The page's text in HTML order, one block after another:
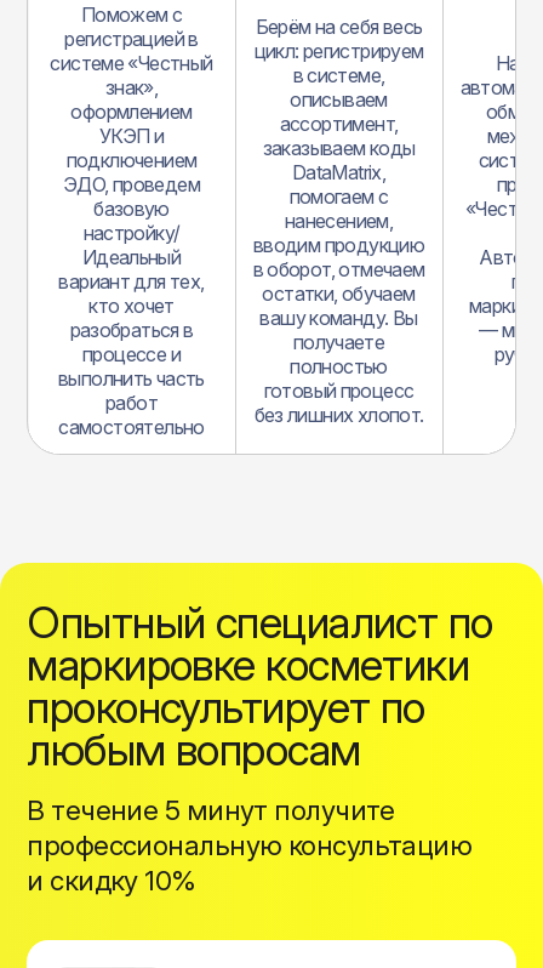
Поможем с
регистрацией в
системе «Честный
знак»,
оформлением
УКЭП и
подключением
ЭДО, проведем
базовую
настройку/
Идеальный
вариант для тех,
кто хочет
разобраться в
процессе и
выполнить часть
работ
самостоятельно
Берём на себя весь
цикл: регистрируем
в системе,
описываем
ассортимент,
заказываем коды
DataMatrix,
помогаем с
нанесением,
вводим продукцию
в оборот, отмечаем
остатки, обучаем
вашу команду. Вы
получаете
полностью
готовый процесс
без лишних хлопот.
—
Опытный специалист по
маркировке косметики
проконсультирует по
любым вопросам
В течение 5 минут получите
профессиональную консультацию
и скидку 10%